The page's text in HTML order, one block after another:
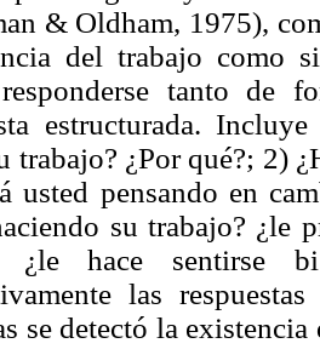
& Oldham, 1975),
del trabajo como
tanto de
estructurada.
trabajo? ¿Por qué?; 2)
usted pensando en
su trabajo? ¿le
¿le hace sentirse
las
se detectó la